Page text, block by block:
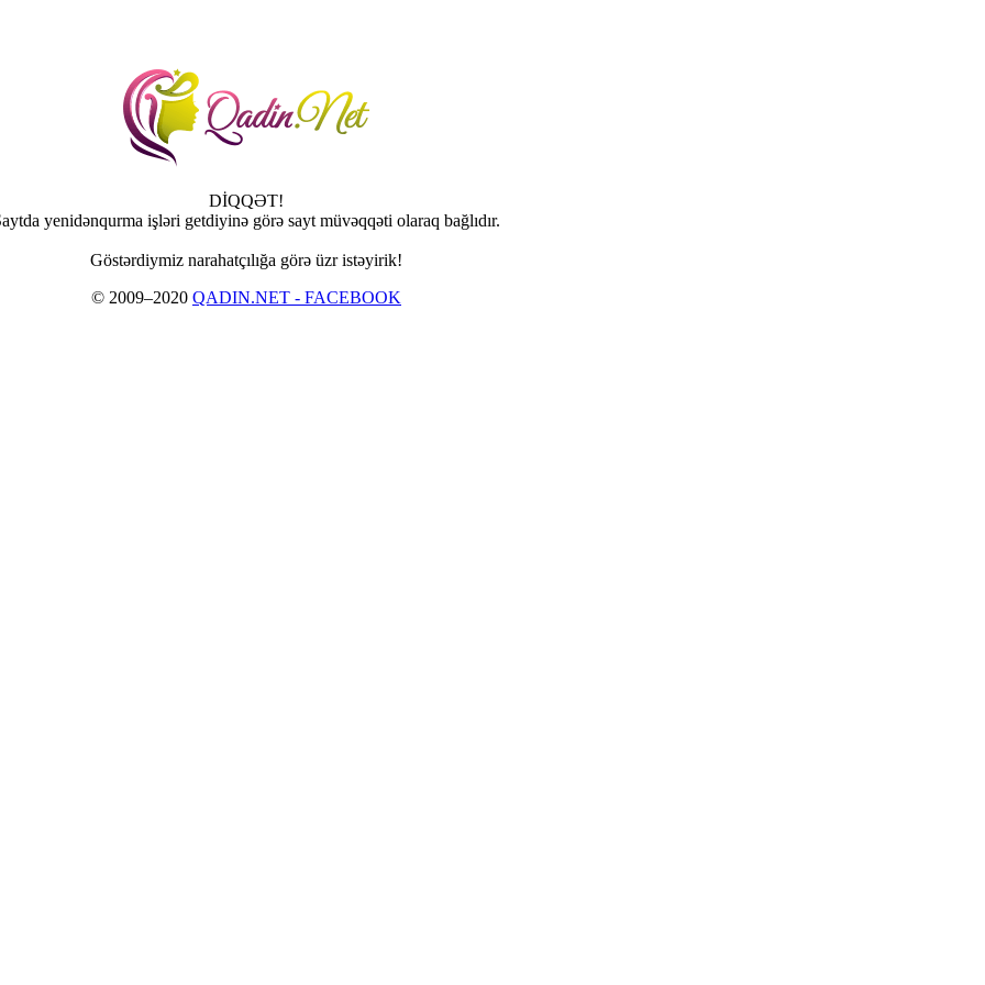
DİQQƏT!
yenidənqurma işləri getdiyinə görə sayt müvəqqəti olaraq bağlıdır.
Göstərdiymiz narahatçılığa görə üzr istəyirik!
© 2009–2020 QADIN.NET - FACEBOOK